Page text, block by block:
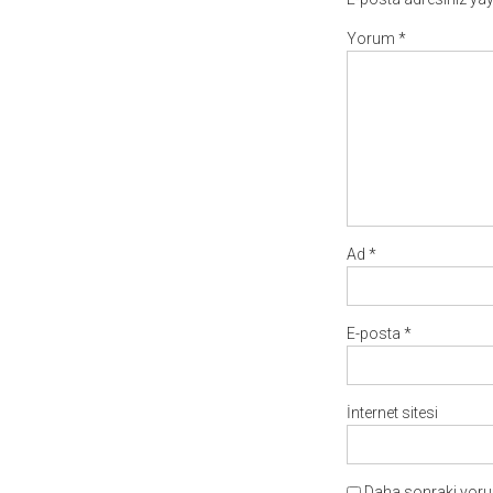
Yorum *
Ad *
E-posta *
İnternet sitesi